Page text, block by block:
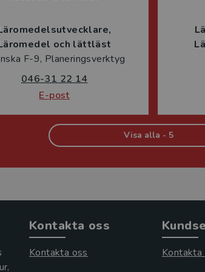
och lättläst
F-9, Planeringsverktyg
046-31 22 14
E-post
Visa alla - 5
Kontakta oss
Kontakta oss
Kontakta